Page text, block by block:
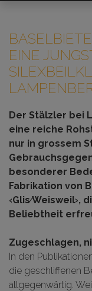
EINE
Der Stälzler bei
eine reiche
nur in grossem
besonderer
Fabrikation von
‹Glis⁄Weisweil›,
Beliebtheit
Zugeschlagen,
In den
die geschliffenen
allgegenwärtig.